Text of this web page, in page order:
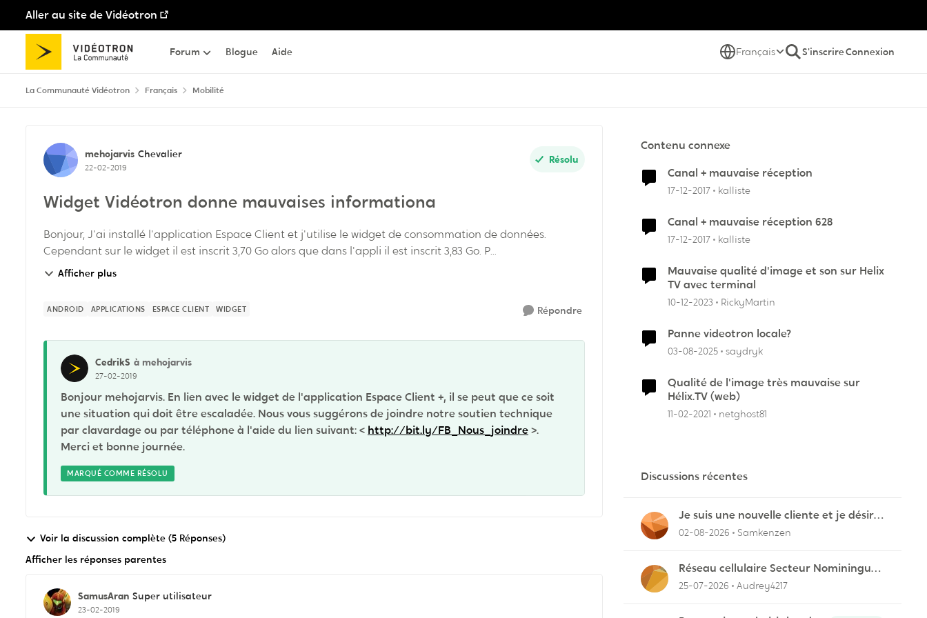
Aller au site de Vidéotron
Passer au contenu
Forum Blogue Aide Français S'inscrireConnexion
La Communauté Vidéotron Français Mobilité
Discussion de forum
mehojarvis Chevalier
22-02-2019
Résolu
Widget Vidéotron donne mauvaises informationa
Bonjour, J'ai installé l'application Espace Client et j'utilise le widget de consommation de données.
Cependant sur le widget il est inscrit 3,70 Go alors que dans l'appli il est inscrit 3,83 Go. P...
Afficher plus
ANDROID APPLICATIONS ESPACE CLIENT WIDGET Répondre
CedrikS à mehojarvis
27-02-2019
Bonjour mehojarvis. En lien avec le widget de l'application Espace Client +, il se peut que ce soit
une situation qui doit être escaladée. Nous vous suggérons de joindre notre soutien technique
par clavardage ou par téléphone à l'aide du lien suivant: < http://bit.ly/FB_Nous_joindre>.
Merci et bonne journée.
MARQUÉ COMME RÉSOLU
Voir la discussion complète (5 Réponses)
Afficher les réponses parentes
SamusAran Super utilisateur
23-02-2019
Contenu connexe
Canal + mauvaise réception
17-12-2017 kalliste
Canal + mauvaise réception 628
17-12-2017 kalliste
Mauvaise qualité d'image et son sur Helix
TV avec terminal
10-12-2023 RickyMartin
Panne videotron locale?
03-08-2025 saydryk
Qualité de l'image très mauvaise sur
Hélix.TV (web)
11-02-2021 netghost81
Discussions récentes
Je suis une nouvelle cliente et je désire
connecter mon appareil sur videotron
02-08-2026 Samkenzen
Réseau cellulaire Secteur Nominingue
dans les Hautes-Laurentides instable
25-07-2026 Audrey4217